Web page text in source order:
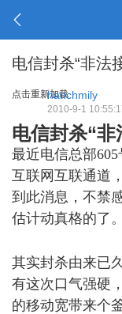
电信封杀“非法
点击重新加载hanchmily
2010-9-1
电信封杀“非
最近电信总部
互联网互联通道
到此消息，不禁
估计动真格的了。
其实封杀由来已
有这次口气强硬
的移动宽带来个